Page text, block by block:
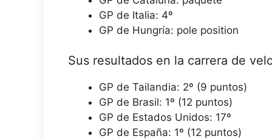
GP de Italia: 4º
GP de Hungría: pole position
Sus resultados en la carrera de
GP de Tailandia: 2º (9 puntos)
GP de Brasil: 1º (12 puntos)
GP de Estados Unidos: 17º
GP de España: 1º (12 puntos)